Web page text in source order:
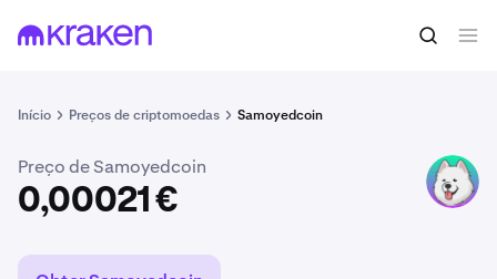
Início Preços de criptomoedas Samoyedcoin
0,00021 € Comprar SAMO
Preço de Samoyedcoin
0,00021 €
SAMO